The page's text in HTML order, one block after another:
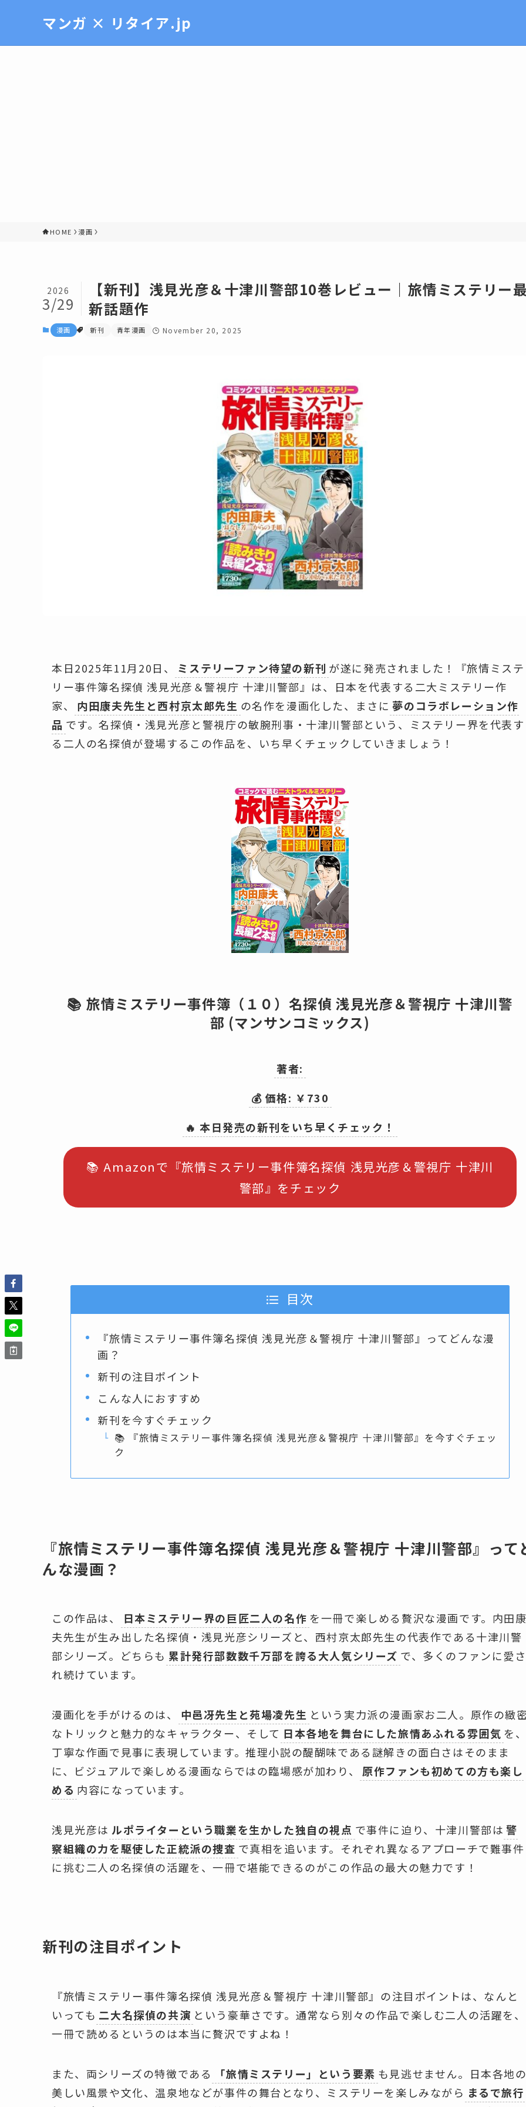
マンガ × リタイア.jp
HOME 漫画
【新刊】浅見光彦＆十津川警部10巻レビュー｜旅情ミステリー
新話題作
2026
3/29
漫画 新刊 青年漫画 November 20, 2025
本日2025年11月20日、 ミステリーファン待望の新刊 が遂に発売されました！『旅情ミステ
リー事件簿名探偵 浅見光彦＆警視庁 十津川警部』は、日本を代表する二大ミステリー作
家、
内田康夫先生と西村京太郎先生 の名作を漫画化した、まさに 夢のコラボレーション作
品 です。名探偵・浅見光彦と警視庁の敏腕刑事・十津川警部という、ミステリー界を代表す
る二人の名探偵が登場するこの作品を、いち早くチェックしていきましょう！
📚 旅情ミステリー事件簿（１０）名探偵 浅見光彦＆警視庁 十津川警
部 (マンサンコミックス)
著者:
💰 価格: ￥730
🔥 本日発売の新刊をいち早くチェック！
📚 Amazonで『旅情ミステリー事件簿名探偵 浅見光彦＆警視庁 十津川
警部』をチェック
目次
『旅情ミステリー事件簿名探偵 浅見光彦＆警視庁 十津川警部』ってどんな漫
画？
新刊の注目ポイント
こんな人におすすめ
新刊を今すぐチェック
📚 『旅情ミステリー事件簿名探偵 浅見光彦＆警視庁 十津川警部』を今すぐチェッ
ク
『旅情ミステリー事件簿名探偵 浅見光彦＆警視庁 十津川警部』って
んな漫画？
この作品は、 日本ミステリー界の巨匠二人の名作 を一冊で楽しめる贅沢な漫画です。内田
夫先生が生み出した名探偵・浅見光彦シリーズと、西村京太郎先生の代表作である十津川警
部シリーズ。どちらも 累計発行部数数千万部を誇る大人気シリーズ で、多くのファンに愛さ
れ続けています。
漫画化を手がけるのは、 中邑冴先生と苑場凌先生 という実力派の漫画家お二人。原作の緻
なトリックと魅力的なキャラクター、そして 日本各地を舞台にした旅情あふれる雰囲気 を
丁寧な作画で見事に表現しています。推理小説の醍醐味である謎解きの面白さはそのまま
に、ビジュアルで楽しめる漫画ならではの臨場感が加わり、
原作ファンも初めての方も楽し
める 内容になっています。
浅見光彦は ルポライターという職業を生かした独自の視点 で事件に迫り、十津川警部は 警
察組織の力を駆使した正統派の捜査 で真相を追います。それぞれ異なるアプローチで難事件
に挑む二人の名探偵の活躍を、一冊で堪能できるのがこの作品の最大の魅力です！
新刊の注目ポイント
『旅情ミステリー事件簿名探偵 浅見光彦＆警視庁 十津川警部』の注目ポイントは、なんと
いっても 二大名探偵の共演 という豪華さです。通常なら別々の作品で楽しむ二人の活躍を、
一冊で読めるというのは本当に贅沢ですよね！
また、両シリーズの特徴である 「旅情ミステリー」という要素 も見逃せません。日本各地
美しい風景や文化、温泉地などが事件の舞台となり、ミステリーを楽しみながら まるで旅行